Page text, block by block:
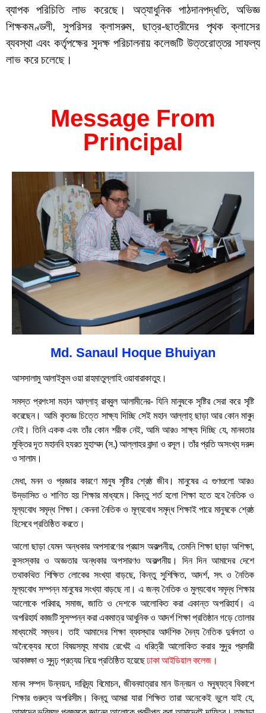
ব্যাপক পরিচিতি লাভ করেছে। অত্যাধুনিক পাঠদানপদ্ধতি, অভিজ্ঞ
শিক্ষকমণ্ডলী, সুপরিসর ক্লাসরুম, ছাত্র-ছাত্রীদের পৃথক ক্লাসের
ব্যবস্থা এবং কর্তৃপক্ষের সুদক্ষ পরিচালনায় কলেজটি উত্তরোত্তর সাফল্য
লাভ করে চলেছে।
Message From
Principal
Md. Sanaul Hoque Bhuiyan
আসসালামু আলাইকুম ওয়া রাহমাতুল্লাহি ওয়াবারাকাতুহ।
সমস্ত প্রশংসা মহান আল্লাহ্ রাব্বুল আলামীনের- যিনি মানুষকে সৃষ্টির সেরা করে সৃষ্টি
করেছেন। আমি কৃতজ্ঞ চিত্তে সাক্ষ্য দিচ্ছি সেই মহান আল্লাহ্ ছাড়া আর কোন মাবুদ
নেই। তিনি একক এবং তাঁর কোন শরীক নেই, আমি আরও সাক্ষ্য দিচ্ছি যে, মানবতার
মুক্তির দূত মহানবি হযরত মুহাম্মদ (স.) আল্লাহর বান্দা ও রসূল। তাঁর প্রতি অসংখ্য দরুদ
ও সালাম।
মেধা, মনন ও প্রজ্ঞার কারণে মানুষ সৃষ্টির শ্রেষ্ঠ জীব। মানুষের এ গুণগুলো আরও
উদ্ভাসিত ও শাণিত হয় শিক্ষার মাধ্যমে। কিন্তু শর্ত হলো শিক্ষা হতে হবে নৈতিক ও
মূল্যবোধ সমৃদ্ধ শিক্ষা। কেননা নৈতিক ও মূল্যবোধ সমৃদ্ধ শিক্ষাই পারে মানুষকে শ্রেষ্ঠ
হিসেবে প্রতিষ্ঠিত করতে।
আলো ছাড়া যেমন অন্ধকার অপসারণের প্রয়াস অকল্পনীয়, তেমনি শিক্ষা ছাড়া অশিক্ষা,
কুসংস্কার ও অজ্ঞতার অন্ধকার অপসারণও অকল্পনীয়। দিন দিন আমাদের দেশে
তথাকথিত শিক্ষিত লোকের সংখ্যা বাড়ছে, কিন্তু সুশিক্ষিত, আদর্শ, সৎ ও নৈতিক
মূল্যবোধ সম্পন্ন মানুষের সংখ্যা বাড়ছে না। এ জন্য নৈতিক ও মুল্যবোধ সমৃদ্ধ শিক্ষার
আলোকে পরিবার, সমাজ, জাতি ও দেশকে আলোকিত করা একান্ত অপরিহার্য। এ
অপরিহার্য কাজটি সুসম্পন্ন করা একমাত্র আধুনিক ও আদর্শ শিক্ষা প্রতিষ্ঠান গড়ে তোলার
মাধ্যমেই সম্ভব। তাই আমাদের শিক্ষা ব্যবস্থার আর্দশিক দৈন্য নৈতিক দুর্বলতা ও
অনৈক্যের মতো বিষয়সমূহ মাথায় রেখেই এ ধরিত্রী আলোকিত করার সুদূর প্রসারী
আকাঙ্ক্ষা ও সুদৃঢ় প্রত্যয় নিয়ে প্রতিষ্ঠিত হয়েছেঢাকা আইডিয়াল কলেজ।
মানব সম্পদ উন্নয়ন, দারিদ্র্য বিমোচন, জীবনযাত্রার মান উন্নয়ন ও মনুষ্যত্ব বিকাশে
শিক্ষার গুরুত্ব অপরিসীম। কিন্তু আমরা যারা শিক্ষিত তারা অনেকেই ভুলে যাই যে,